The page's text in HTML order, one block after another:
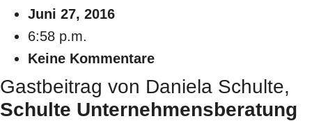
Juni 27, 2016
6:58 p.m.
Keine Kommentare
Gastbeitrag von Daniela Schulte,
Schulte Unternehmensberatung